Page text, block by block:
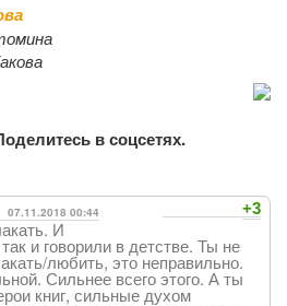
в соцсетях.
+3
07.11.2018 00:44
И
и говорили в детстве. Ты не
любить, это неправильно.
Сильнее всего этого. А ты
книг, сильные духом